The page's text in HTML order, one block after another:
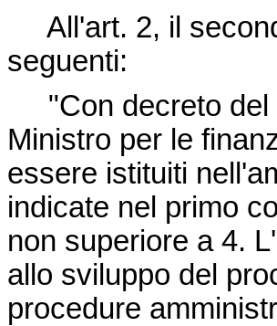
All'art. 2, il
seguenti:
"Con decreto del
Ministro per le
essere istituiti
indicate nel primo
non superiore a 4.
allo sviluppo del
procedure